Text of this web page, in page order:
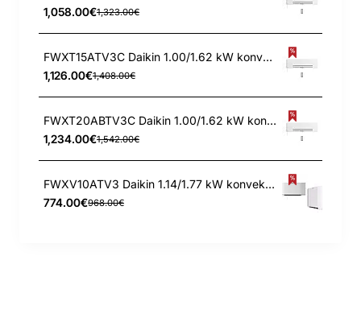
1,058.00€1,323.00€
FWXT15ATV3C Daikin 1.00/1.62 kW konvektorius
1,126.00€1,408.00€
FWXT20ABTV3C Daikin 1.00/1.62 kW konvektorius
1,234.00€1,542.00€
FWXV10ATV3 Daikin 1.14/1.77 kW konvektorius
774.00€968.00€